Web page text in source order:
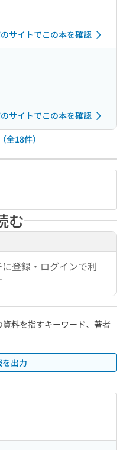
サイトでこの本を確認
サイトでこの本を確認
全18件）
む
登録・ログインで利
料を指すキーワード、著者
出力